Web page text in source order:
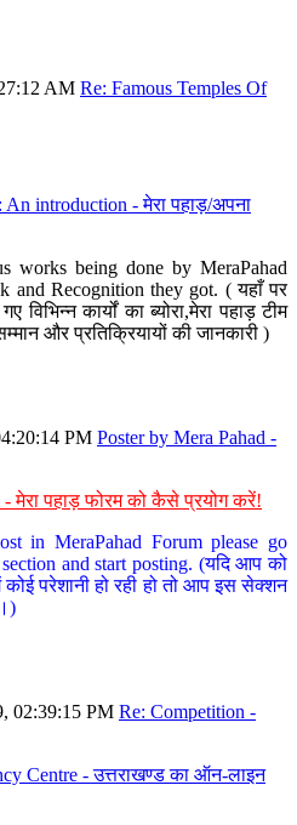
AM Re: Famous Temples Of
introduction - मेरा पहाड़/अपना
works being done by MeraPahad
and Recognition they got. ( यहाँ पर
विभिन्न कार्यों का ब्योरा,मेरा पहाड़ टीम
और प्रतिक्रियायों की जानकारी )
PM Poster by Mera Pahad -
मेरा पहाड़ फोरम को कैसे प्रयोग करें!
in MeraPahad Forum please go
and start posting. (यदि आप को
परेशानी हो रही हो तो आप इस सेक्शन
02:39:15 PM Re: Competition -
Centre - उत्तराखण्ड का ऑन-लाइन